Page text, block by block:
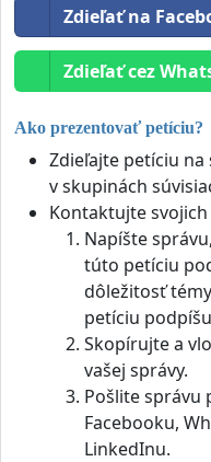
Zdieľať na
Zdieľať cez
Ako prezentovať petíciu?
Zdieľajte petíciu na
v skupinách
Kontaktujte
Napíšte
túto petíciu
dôležitosť
petíciu
Skopírujte a
vašej správy.
Pošlite správu
Facebooku,
LinkedInu.